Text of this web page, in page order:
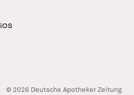
© 2026 Deutsche Apotheker Zeitung